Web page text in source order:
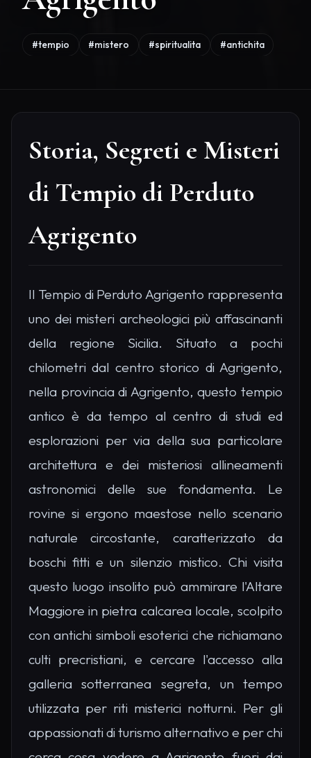
#tempio #mistero #spiritualita #antichita
Storia, Segreti e Misteri
di Tempio di Perduto
Agrigento
Il Tempio di Perduto Agrigento rappresenta
uno dei misteri archeologici più affascinanti
della regione Sicilia. Situato a pochi
chilometri dal centro storico di Agrigento,
nella provincia di Agrigento, questo tempio
antico è da tempo al centro di studi ed
esplorazioni per via della sua particolare
architettura e dei misteriosi allineamenti
astronomici delle sue fondamenta. Le
rovine si ergono maestose nello scenario
naturale circostante, caratterizzato da
boschi fitti e un silenzio mistico. Chi visita
questo luogo insolito può ammirare l'Altare
Maggiore in pietra calcarea locale, scolpito
con antichi simboli esoterici che richiamano
culti precristiani, e cercare l'accesso alla
galleria sotterranea segreta, un tempo
utilizzata per riti misterici notturni. Per gli
appassionati di turismo alternativo e per chi